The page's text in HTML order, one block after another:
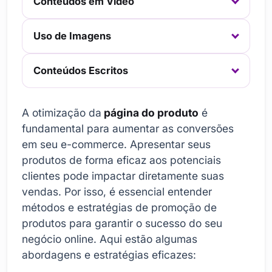
Uso de Imagens
Conteúdos Escritos
A otimização da página do produto é
fundamental para aumentar as conversões
em seu e-commerce. Apresentar seus
produtos de forma eficaz aos potenciais
clientes pode impactar diretamente suas
vendas. Por isso, é essencial entender
métodos e estratégias de promoção de
produtos para garantir o sucesso do seu
negócio online. Aqui estão algumas
abordagens e estratégias eficazes: